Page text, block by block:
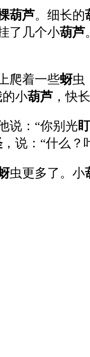
葫芦。细长的
了几个小葫芦
爬着一些蚜虫
的小葫芦 ，快长
说：“你别光盯
，说：“什么？
虫更多了。小